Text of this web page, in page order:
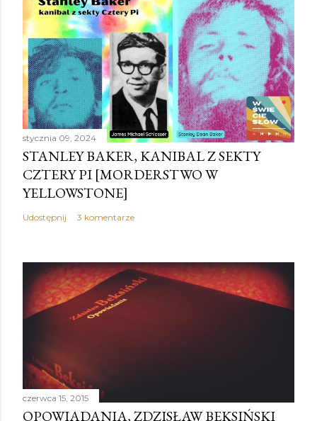
stycznia 09, 2024
STANLEY BAKER, KANIBAL Z SEKTY
CZTERY PI [MORDERSTWO W
YELLOWSTONE]
Udostępnij 3 komentarze
czerwca 15, 2015
OPOWIADANIA, ZDZISŁAW BEKSIŃSKI